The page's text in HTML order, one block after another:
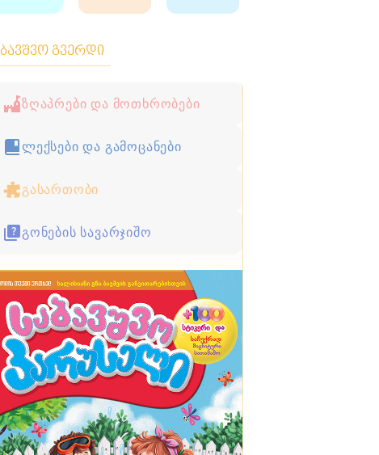
გვერდი
ზღაპრები და მოთხრობები
ლექსები და გამოცანები
გასართობი
გონების სავარჯიშო